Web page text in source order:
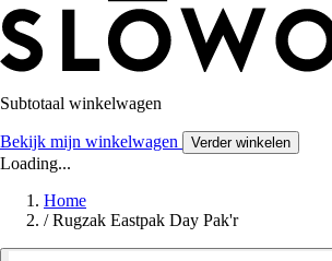
Subtotaal winkelwagen
Bekijk mijn winkelwagen Verder winkelen
Loading...
Home
/ Rugzak Eastpak Day Pak'r